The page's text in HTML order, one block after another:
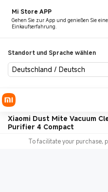
Mi Store APP
Gehen Sie zur App und genießen Sie
Einkaufserfahrung.
Standort und Sprache wählen
Deutschland / Deutsch
Xiaomi Dust Mite Vacuum
Purifier 4 Compact
To facilitate your purchase,